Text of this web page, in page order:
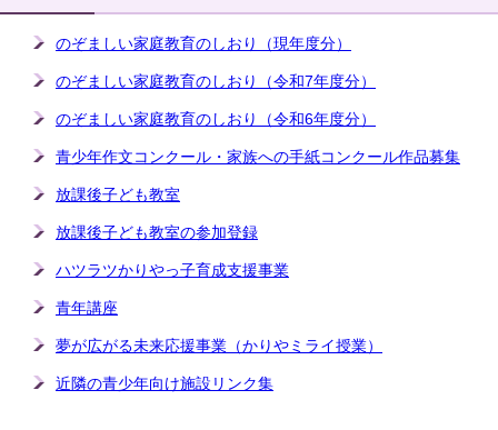
のぞましい家庭教育のしおり（現年度分）
のぞましい家庭教育のしおり（令和7年度分）
のぞましい家庭教育のしおり（令和6年度分）
青少年作文コンクール・家族への手紙コンクール作品募集
放課後子ども教室
放課後子ども教室の参加登録
ハツラツかりやっ子育成支援事業
青年講座
夢が広がる未来応援事業（かりやミライ授業）
近隣の青少年向け施設リンク集